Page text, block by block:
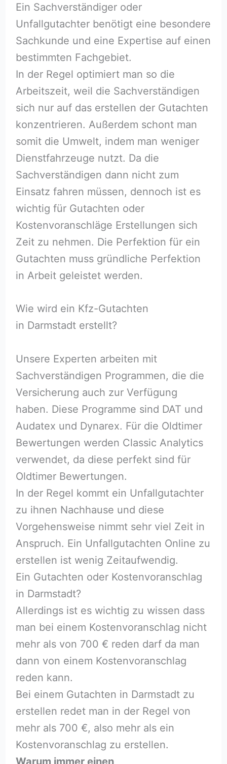
Ein Sachverständiger oder
Unfallgutachter benötigt eine besondere
Sachkunde und eine Expertise auf einen
bestimmten Fachgebiet.
In der Regel optimiert man so die
Arbeitszeit, weil die Sachverständigen
sich nur auf das erstellen der Gutachten
konzentrieren. Außerdem schont man
somit die Umwelt, indem man weniger
Dienstfahrzeuge nutzt. Da die
Sachverständigen dann nicht zum
Einsatz fahren müssen, dennoch ist es
wichtig für Gutachten oder
Kostenvoranschläge Erstellungen sich
Zeit zu nehmen. Die Perfektion für ein
Gutachten muss gründliche Perfektion
in Arbeit geleistet werden.
Wie wird ein Kfz-Gutachten
in Darmstadt erstellt?
Unsere Experten arbeiten mit
Sachverständigen Programmen, die die
Versicherung auch zur Verfügung
haben. Diese Programme sind DAT und
Audatex und Dynarex. Für die Oldtimer
Bewertungen werden Classic Analytics
verwendet, da diese perfekt sind für
Oldtimer Bewertungen.
In der Regel kommt ein Unfallgutachter
zu ihnen Nachhause und diese
Vorgehensweise nimmt sehr viel Zeit in
Anspruch. Ein Unfallgutachten Online zu
erstellen ist wenig Zeitaufwendig.
Ein Gutachten oder Kostenvoranschlag
in Darmstadt?
Allerdings ist es wichtig zu wissen dass
man bei einem Kostenvoranschlag nicht
mehr als von 700 € reden darf da man
dann von einem Kostenvoranschlag
reden kann.
Bei einem Gutachten in Darmstadt zu
erstellen redet man in der Regel von
mehr als 700 €, also mehr als ein
Kostenvoranschlag zu erstellen.
Warum immer einen